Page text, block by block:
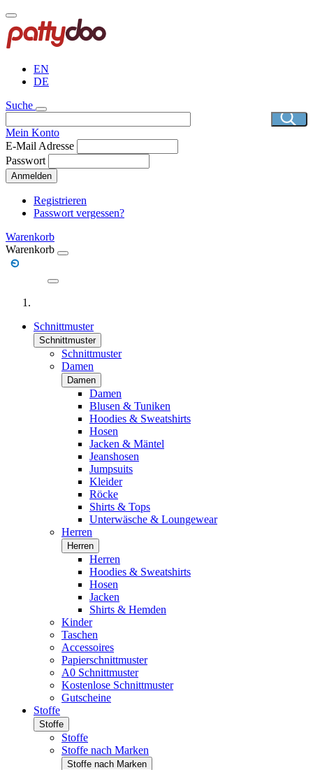
Direkt
zum
Inhalt
EN
DE
Suche
Mein Konto
E-Mail Adresse
Passwort
Anmelden
Registrieren
Passwort vergessen?
Warenkorb
Warenkorb
Schnittmuster
Schnittmuster
Schnittmuster
Damen
Damen
Damen
Blusen & Tuniken
Hoodies & Sweatshirts
Hosen
Jacken & Mäntel
Jeanshosen
Jumpsuits
Kleider
Röcke
Shirts & Tops
Unterwäsche & Loungewear
Herren
Herren
Herren
Hoodies & Sweatshirts
Hosen
Jacken
Shirts & Hemden
Kinder
Taschen
Accessoires
Papierschnittmuster
A0 Schnittmuster
Kostenlose Schnittmuster
Gutscheine
Stoffe
Stoffe
Stoffe
Stoffe nach Marken
Stoffe nach Marken